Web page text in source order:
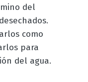
del
como
para
del agua.